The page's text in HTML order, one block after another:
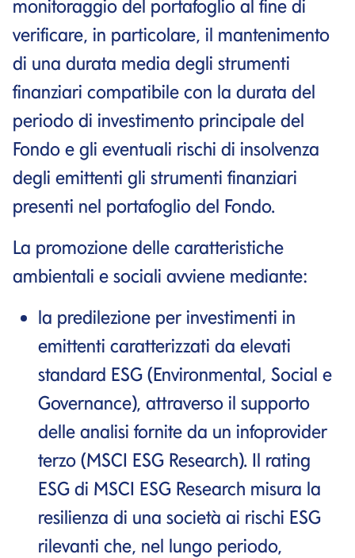
monitoraggio del portafoglio al fine di
verificare, in particolare, il mantenimento
di una durata media degli strumenti
finanziari compatibile con la durata del
periodo di investimento principale del
Fondo e gli eventuali rischi di insolvenza
degli emittenti gli strumenti finanziari
presenti nel portafoglio del Fondo.
La promozione delle caratteristiche
ambientali e sociali avviene mediante:
la predilezione per investimenti in
emittenti caratterizzati da elevati
standard ESG (Environmental, Social e
Governance), attraverso il supporto
delle analisi fornite da un infoprovider
terzo (MSCI ESG Research). Il rating
ESG di MSCI ESG Research misura la
resilienza di una società ai rischi ESG
rilevanti che, nel lungo periodo,